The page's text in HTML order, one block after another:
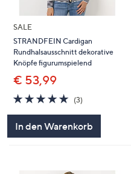
SALE
STRANDFEIN Cardigan
Rundhalsausschnitt dekorative
Knöpfe figurumspielend
€ 53,99
5.0
von
(3)3
In den Warenkorb